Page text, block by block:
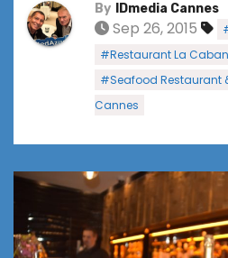
By IDmedia Cannes
Sep 26, 2015
#Restaurant La
#Seafood Restaurant
Cannes